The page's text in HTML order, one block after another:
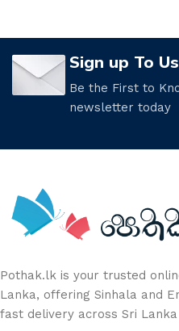
Sign up To
Be the First to
newsletter today
Pothak.lk is your trusted
Lanka, offering Sinhala and
fast delivery across Sri